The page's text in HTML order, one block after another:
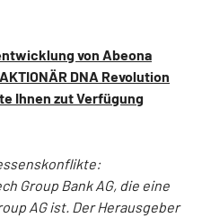
von Abeona
DNA Revolution
Ihnen zut Verfügung
Group Bank AG, die eine
AG ist. Der He­rausgeber